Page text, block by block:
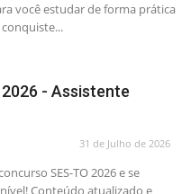
você estudar de forma prática
- Assistente
31 de Julho de 2026
SES-TO 2026 e se
Conteúdo atualizado e